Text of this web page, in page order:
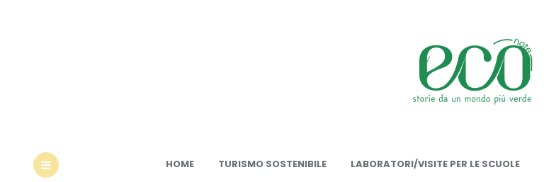
HOME TURISMO SOSTENIBILE LABORATORI/VISITE PER LE SCUOLE